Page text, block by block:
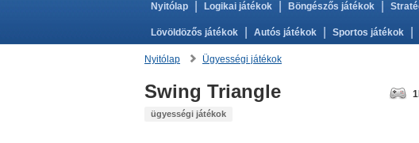
Nyitólap Logikai játékok Böngészős játékok
Lövöldözős játékok Autós játékok Sportos játékok
Nyitólap Ügyességi játékok
Swing Triangle
ügyességi játékok